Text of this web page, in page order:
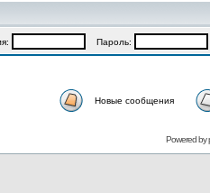
Пароль:
Новые сообщения
Powered by